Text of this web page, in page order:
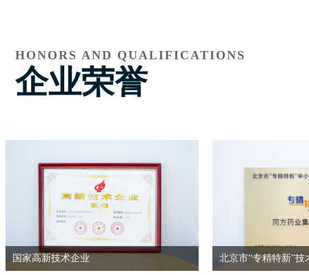
国家高新技术企业 北京市“专精特新”技
企业荣誉
HONORS AND QUALIFICATIONS